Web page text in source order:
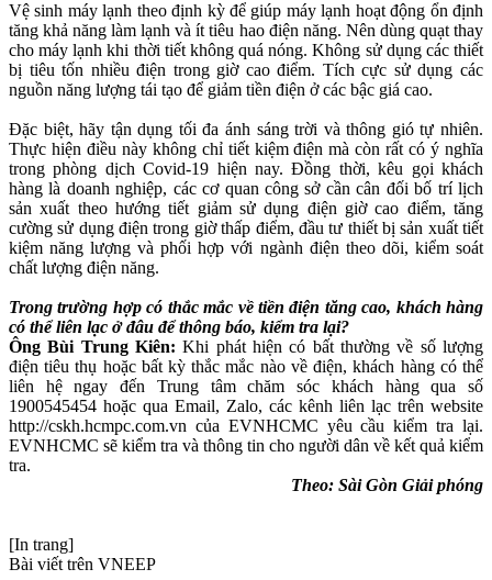
Vệ sinh máy lạnh theo định kỳ để giúp máy lạnh hoạt động ổn định
tăng khả năng làm lạnh và ít tiêu hao điện năng. Nên dùng quạt thay
cho máy lạnh khi thời tiết không quá nóng. Không sử dụng các thiết
bị tiêu tốn nhiều điện trong giờ cao điểm. Tích cực sử dụng các
nguồn năng lượng tái tạo để giảm tiền điện ở các bậc giá cao.
Đặc biệt, hãy tận dụng tối đa ánh sáng trời và thông gió tự nhiên.
Thực hiện điều này không chỉ tiết kiệm điện mà còn rất có ý nghĩa
trong phòng dịch Covid-19 hiện nay. Đồng thời, kêu gọi khách
hàng là doanh nghiệp, các cơ quan công sở cần cân đối bố trí lịch
sản xuất theo hướng tiết giảm sử dụng điện giờ cao điểm, tăng
cường sử dụng điện trong giờ thấp điểm, đầu tư thiết bị sản xuất tiết
kiệm năng lượng và phối hợp với ngành điện theo dõi, kiểm soát
chất lượng điện năng.
Trong trường hợp có thắc mắc về tiền điện tăng cao, khách hàng
có thể liên lạc ở đâu để thông báo, kiểm tra lại?
Ông Bùi Trung Kiên: Khi phát hiện có bất thường về số lượng
điện tiêu thụ hoặc bất kỳ thắc mắc nào về điện, khách hàng có thể
liên hệ ngay đến Trung tâm chăm sóc khách hàng qua số
1900545454 hoặc qua Email, Zalo, các kênh liên lạc trên website
http://cskh.hcmpc.com.vn của EVNHCMC yêu cầu kiểm tra lại.
EVNHCMC sẽ kiểm tra và thông tin cho người dân về kết quả kiểm
tra.
Theo: Sài Gòn Giải phóng
[In trang]
Bài viết trên VNEEP